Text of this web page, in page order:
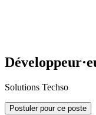
Solutions Techso
Postuler pour ce poste